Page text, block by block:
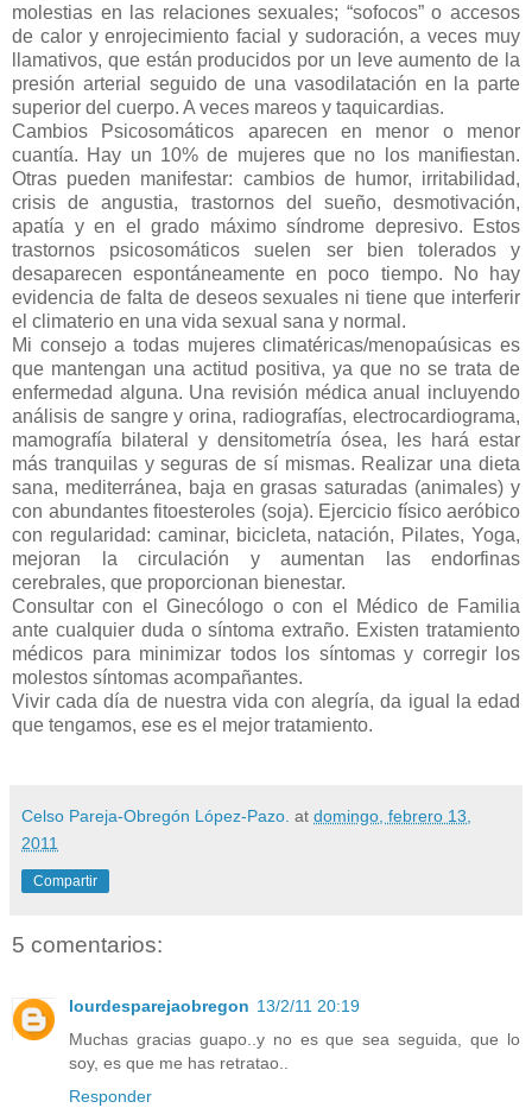
molestias en las relaciones sexuales; “sofocos” o accesos
de calor y enrojecimiento facial y sudoración, a veces muy
llamativos, que están producidos por un leve aumento de la
presión arterial seguido de una vasodilatación en la parte
superior del cuerpo. A veces mareos y taquicardias.
Cambios Psicosomáticos aparecen en menor o menor
cuantía. Hay un 10% de mujeres que no los manifiestan.
Otras pueden manifestar: cambios de humor, irritabilidad,
crisis de angustia, trastornos del sueño, desmotivación,
apatía y en el grado máximo síndrome depresivo. Estos
trastornos psicosomáticos suelen ser bien tolerados y
desaparecen espontáneamente en poco tiempo. No hay
evidencia de falta de deseos sexuales ni tiene que interferir
el climaterio en una vida sexual sana y normal.
Mi consejo a todas mujeres climatéricas/menopaúsicas es
que mantengan una actitud positiva, ya que no se trata de
enfermedad alguna. Una revisión médica anual incluyendo
análisis de sangre y orina, radiografías, electrocardiograma,
mamografía bilateral y densitometría ósea, les hará estar
más tranquilas y seguras de sí mismas. Realizar una dieta
sana, mediterránea, baja en grasas saturadas (animales) y
con abundantes fitoesteroles (soja). Ejercicio físico aeróbico
con regularidad: caminar, bicicleta, natación, Pilates, Yoga,
mejoran la circulación y aumentan las endorfinas
cerebrales, que proporcionan bienestar.
Consultar con el Ginecólogo o con el Médico de Familia
ante cualquier duda o síntoma extraño. Existen tratamiento
médicos para minimizar todos los síntomas y corregir los
molestos síntomas acompañantes.
Vivir cada día de nuestra vida con alegría, da igual la edad
que tengamos, ese es el mejor tratamiento.
Celso Pareja-Obregón López-Pazo. at domingo, febrero 13,
2011
Compartir
5 comentarios:
lourdesparejaobregon 13/2/11 20:19
Muchas gracias guapo..y no es que sea seguida, que lo
soy, es que me has retratao..
Responder